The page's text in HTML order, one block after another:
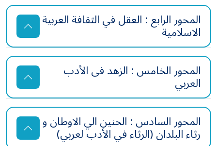
المحور الرابع : العقل في الثقافة العربية
الاسلامية
المحور الخامس : الزهد فى الأدب
العربي
المحور السادس : الحنين الي الاوطان و
رثاء البلدان (الرثاء في الأدب لعربي)